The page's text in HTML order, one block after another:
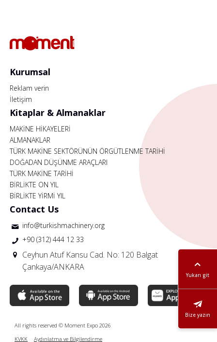
Yukarı git
Bize yazın
Kurumsal
Reklam verin
İletişim
Kitaplar & Almanaklar
MAKİNE HİKAYELERİ
ALMANAKLAR
TÜRK MAKİNE SEKTÖRÜNÜN ÖRGÜTLENME TARİHİ
DOĞADAN DÜŞÜNME ARAÇLARI
TÜRK MAKİNE TARİHİ
BİRLİKTE ON YIL
BİRLİKTE YİRMİ YIL
Contact Us
info@turkishmachinery.org
+90 (312) 444 12 33
Ceyhun Atuf Kansu Cad. No: 120 Balgat
Çankaya/ANKARA
All rights reserved © Moment Expo 2026
KVKK
Aydınlatma ve Bilgilendirme